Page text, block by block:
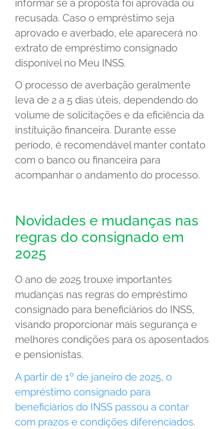
informar se a proposta foi aprovada ou
recusada. Caso o empréstimo seja
aprovado e averbado, ele aparecerá no
extrato de empréstimo consignado
disponível no Meu INSS.
O processo de averbação geralmente
leva de 2 a 5 dias úteis, dependendo do
volume de solicitações e da eficiência da
instituição financeira. Durante esse
período, é recomendável manter contato
com o banco ou financeira para
acompanhar o andamento do processo.
Novidades e mudanças nas
regras do consignado em
2025
O ano de 2025 trouxe importantes
mudanças nas regras do empréstimo
consignado para beneficiários do INSS,
visando proporcionar mais segurança e
melhores condições para os aposentados
e pensionistas.
A partir de 1º de janeiro de 2025, o
empréstimo consignado para
beneficiários do INSS passou a contar
com prazos e condições diferenciados.